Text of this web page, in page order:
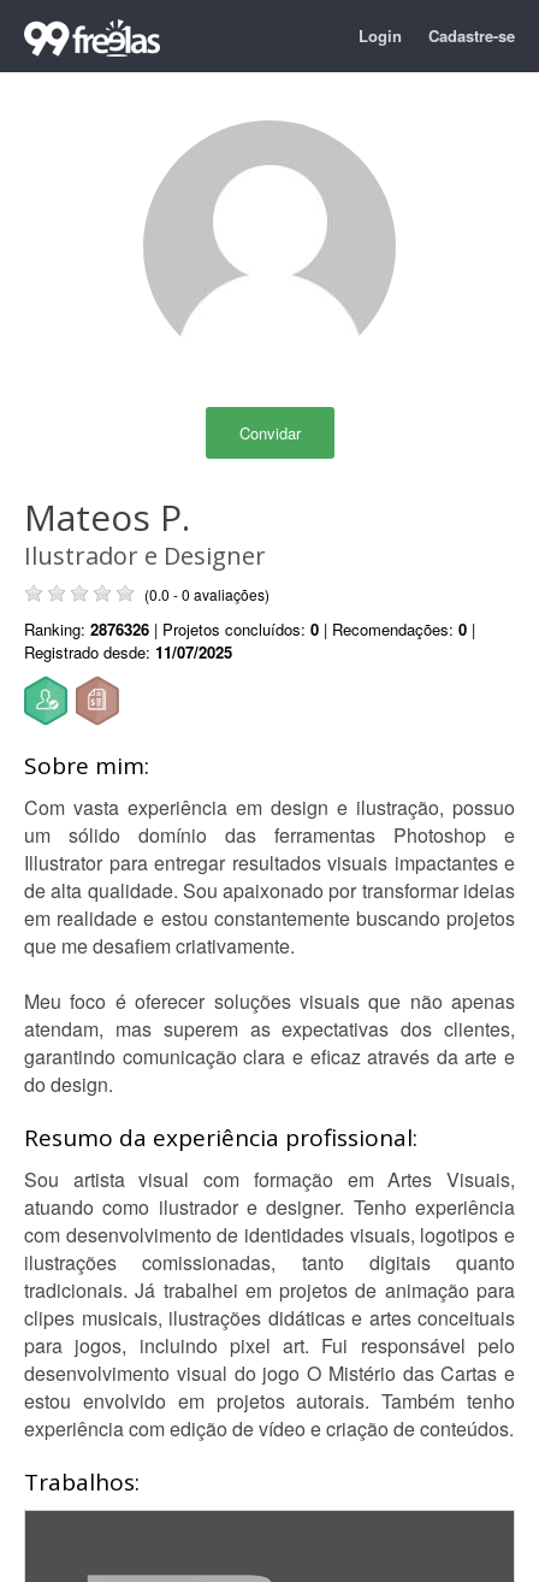
Login Cadastre-se
Convidar
Mateos P.
Ilustrador e Designer
(0.0 - 0 avaliações)
Ranking: 2876326 | Projetos concluídos: 0 | Recomendações: 0 |
Registrado desde: 11/07/2025
Sobre mim:
Com vasta experiência em design e ilustração, possuo
um sólido domínio das ferramentas Photoshop e
Illustrator para entregar resultados visuais impactantes e
de alta qualidade. Sou apaixonado por transformar ideias
em realidade e estou constantemente buscando projetos
que me desafiem criativamente.
Meu foco é oferecer soluções visuais que não apenas
atendam, mas superem as expectativas dos clientes,
garantindo comunicação clara e eficaz através da arte e
do design.
Resumo da experiência profissional:
Sou artista visual com formação em Artes Visuais,
atuando como ilustrador e designer. Tenho experiência
com desenvolvimento de identidades visuais, logotipos e
ilustrações comissionadas, tanto digitais quanto
tradicionais. Já trabalhei em projetos de animação para
clipes musicais, ilustrações didáticas e artes conceituais
para jogos, incluindo pixel art. Fui responsável pelo
desenvolvimento visual do jogo O Mistério das Cartas e
estou envolvido em projetos autorais. Também tenho
experiência com edição de vídeo e criação de conteúdos.
Trabalhos: